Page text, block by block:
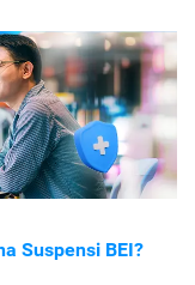
Suspensi BEI?